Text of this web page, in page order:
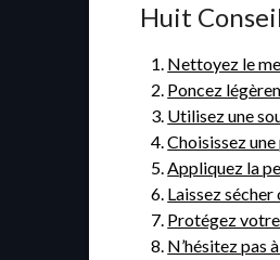
Huit
Nettoyez le
Poncez
Utilisez une
Choisissez
Appliquez la
Laissez
Protégez
N’hésitez pas